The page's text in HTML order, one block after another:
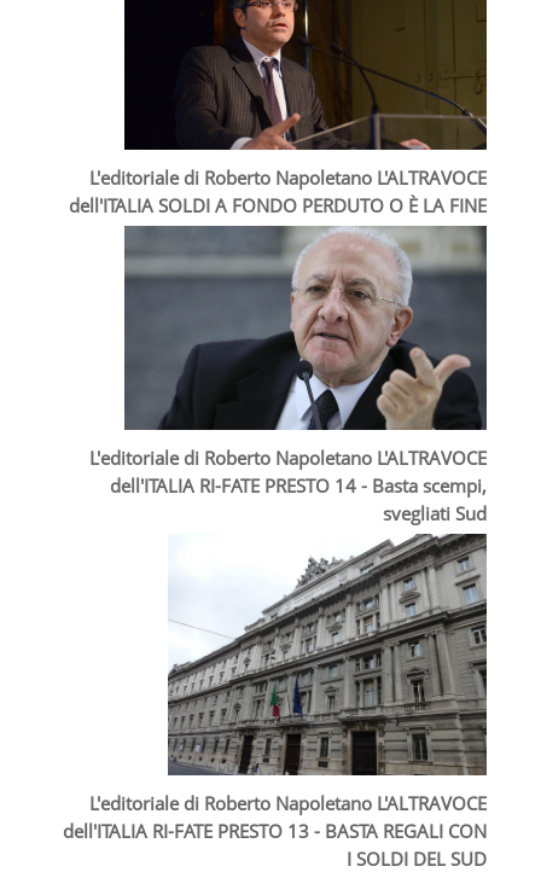
L'editoriale di Roberto Napoletano L'ALTRAVOCE
dell'ITALIA SOLDI A FONDO PERDUTO O È LA FINE
L'editoriale di Roberto Napoletano L'ALTRAVOCE
dell'ITALIA RI-FATE PRESTO 14 - Basta scempi,
svegliati Sud
L'editoriale di Roberto Napoletano L'ALTRAVOCE
dell'ITALIA RI-FATE PRESTO 13 - BASTA REGALI CON
I SOLDI DEL SUD